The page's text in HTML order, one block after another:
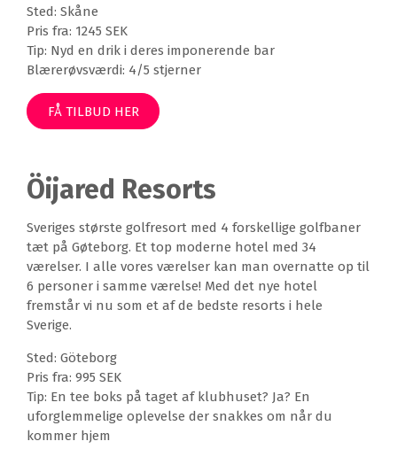
Sted: Skåne
Pris fra: 1245 SEK
Tip: Nyd en drik i deres imponerende bar
Blærerøvsværdi: 4/5 stjerner
FÅ TILBUD HER
Öijared Resorts
Sveriges største golfresort med 4 forskellige golfbaner
tæt på Gøteborg. Et top moderne hotel med 34
værelser. I alle vores værelser kan man overnatte op til
6 personer i samme værelse! Med det nye hotel
fremstår vi nu som et af de bedste resorts i hele
Sverige.
Sted: Göteborg
Pris fra: 995 SEK
Tip: En tee boks på taget af klubhuset? Ja? En
uforglemmelige oplevelse der snakkes om når du
kommer hjem